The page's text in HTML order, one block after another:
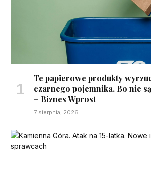
Te papierowe produkty
czarnego pojemnika. Bo nie
– Biznes Wprost
7 sierpnia, 2026